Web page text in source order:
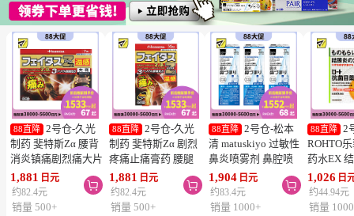
88直降 2号仓-久光
制药 斐特斯Zα 腰背
消炎镇痛剧烈痛大片
膏药贴 温感
10×14cm 7贴【第2
类医药品】
1,881 日元
约82.4元

销量 500+
88直降
2号仓-久光
制药 斐特斯Zα 剧烈
疼痛止痛膏药 腰腿
疼痛 温感 7×10cm
14贴【第2类医药
品】
1,881 日元
约82.4元

销量 500+
88直降 2号仓-松本
清 matuskiyo 过敏性
鼻炎喷雾剂 鼻腔喷
雾 缓解鼻塞流涕
30ml【第2类医药
品】 3个装
1,904 日元
约83.4元

销量 1000+
88直降
2
ROHTO
药水EX
药水
【第2类
【寒冷地
1,026 日
约44.94元
销量